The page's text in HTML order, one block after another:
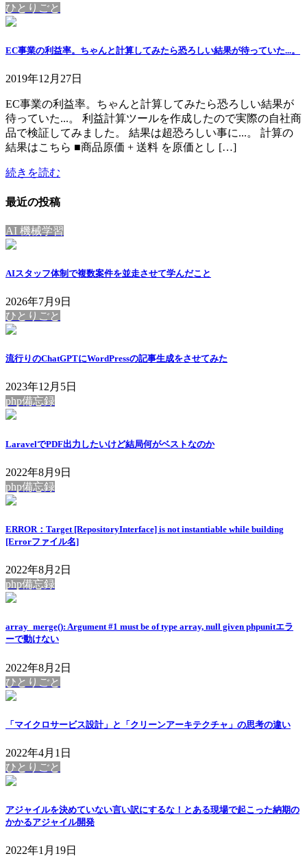
ひとりごと
EC事業の利益率。ちゃんと計算してみたら恐ろしい結果が待っていた...。
2019年12月27日
EC事業の利益率。ちゃんと計算してみたら恐ろしい結果が
待っていた...。 利益計算ツールを作成したので実際の自社商
品で検証してみました。 結果は超恐ろしい事に...。 計算の
結果はこちら ■商品原価 + 送料 を原価とし […]
続きを読む
最近の投稿
AI 機械学習
AIスタッフ体制で複数案件を並走させて学んだこと
2026年7月9日
ひとりごと
流行りのChatGPTにWordPressの記事生成をさせてみた
2023年12月5日
php備忘録
LaravelでPDF出力したいけど結局何がベストなのか
2022年8月9日
php備忘録
ERROR：Target [RepositoryInterface] is not instantiable while building
[Errorファイル名]
2022年8月2日
php備忘録
array_merge(): Argument #1 must be of type array, null given phpunitエラ
ーで動けない
2022年8月2日
ひとりごと
「マイクロサービス設計」と「クリーンアーキテクチャ」の思考の違い
2022年4月1日
ひとりごと
アジャイルを決めていない言い訳にするな！とある現場で起こった納期の
かかるアジャイル開発
2022年1月19日